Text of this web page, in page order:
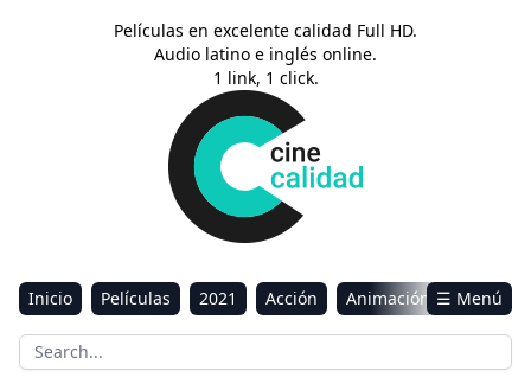
Películas en excelente calidad Full HD.
Audio latino e inglés online.
1 link, 1 click.
Inicio Películas 2021 Acción
Animación
Aventura
Ciencia ficción Comedia
Drama
☰ Menú